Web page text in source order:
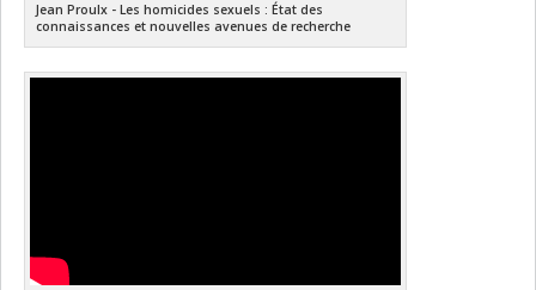
Jean Proulx - Les homicides sexuels : État des
connaissances et nouvelles avenues de recherche